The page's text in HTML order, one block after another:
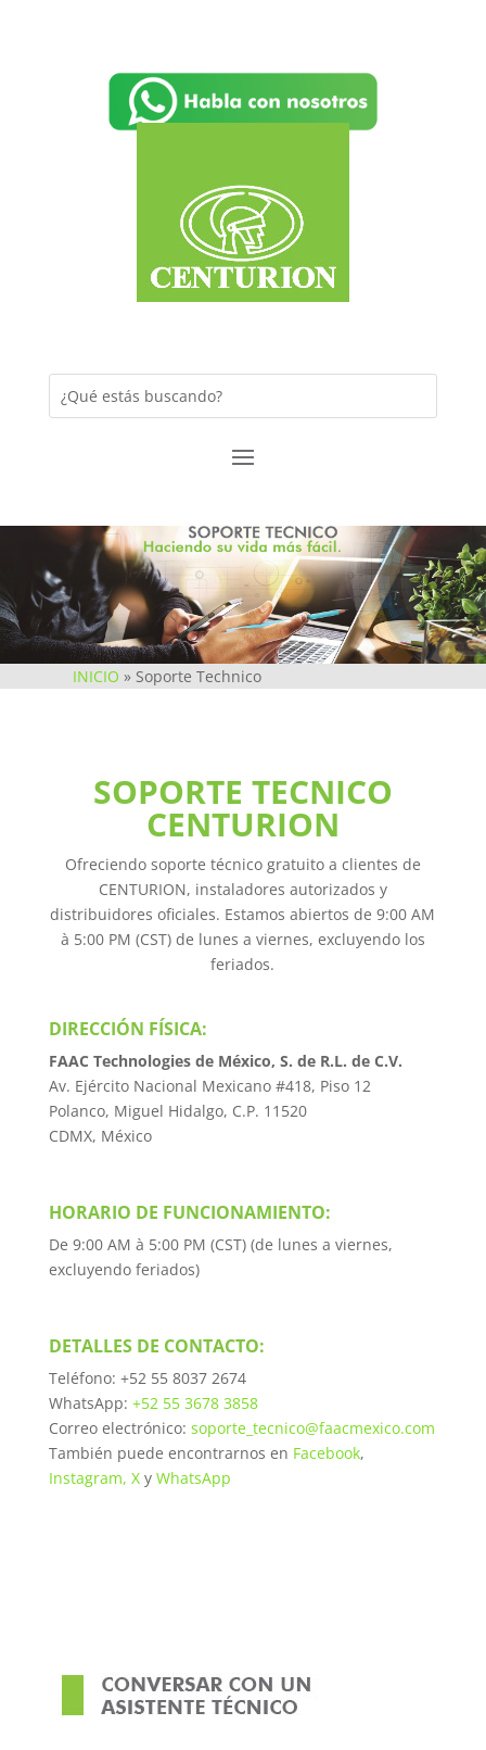
INICIO » Soporte Technico
SOPORTE TECNICO
CENTURION
Ofreciendo soporte técnico gratuito a clientes de
CENTURION, instaladores autorizados y
distribuidores oficiales. Estamos abiertos de 9:00 AM
à 5:00 PM (CST) de lunes a viernes, excluyendo los
feriados.
DIRECCIÓN FÍSICA:
FAAC Technologies de México, S. de R.L. de C.V.
Av. Ejército Nacional Mexicano #418, Piso 12
Polanco, Miguel Hidalgo, C.P. 11520
CDMX, México
HORARIO DE FUNCIONAMIENTO:
De 9:00 AM à 5:00 PM (CST) (de lunes a viernes,
excluyendo feriados)​
DETALLES DE CONTACTO:
Teléfono: +52 55 8037 2674​
WhatsApp: +52 55 3678 3858
Correo electrónico: soporte_tecnico@faacmexico.com
También puede encontrarnos en Facebook,
Instagram, Xy WhatsApp